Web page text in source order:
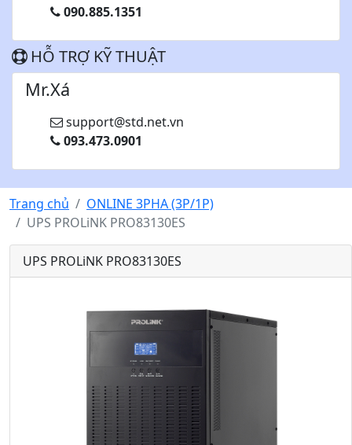
090.885.1351
HỖ TRỢ KỸ THUẬT
Mr.Xá
support@std.net.vn
093.473.0901
Trang chủ
ONLINE 3PHA (3P/1P)
UPS PROLiNK PRO83130ES
UPS PROLiNK PRO83130ES